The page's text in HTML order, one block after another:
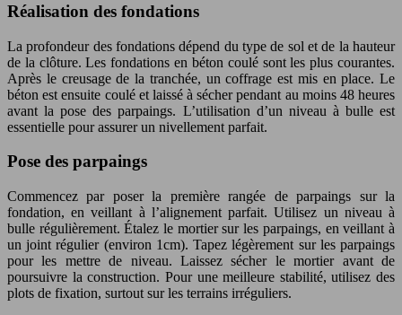
Réalisation des fondations
La profondeur des fondations dépend du type de sol et de la hauteur
de la clôture. Les fondations en béton coulé sont les plus courantes.
Après le creusage de la tranchée, un coffrage est mis en place. Le
béton est ensuite coulé et laissé à sécher pendant au moins 48 heures
avant la pose des parpaings. L’utilisation d’un niveau à bulle est
essentielle pour assurer un nivellement parfait.
Pose des parpaings
Commencez par poser la première rangée de parpaings sur la
fondation, en veillant à l’alignement parfait. Utilisez un niveau à
bulle régulièrement. Étalez le mortier sur les parpaings, en veillant à
un joint régulier (environ 1cm). Tapez légèrement sur les parpaings
pour les mettre de niveau. Laissez sécher le mortier avant de
poursuivre la construction. Pour une meilleure stabilité, utilisez des
plots de fixation, surtout sur les terrains irréguliers.